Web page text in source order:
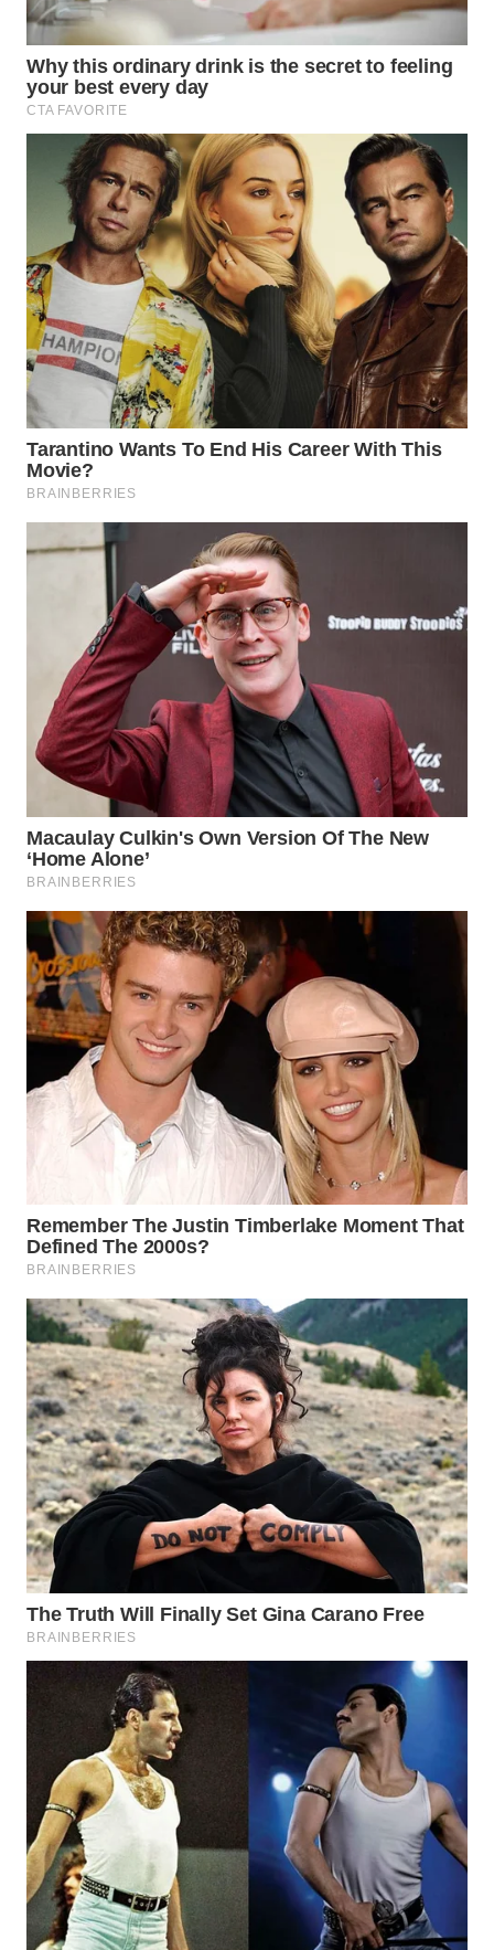
WN
BOGOR
WN
DEPOK
WN
TAPANULI
UTARA
WN
SAMOSIR
WN
PADANG
WN
SUMEDANG
WN
WN
KEPULAUAN
SERIBU
WN
TANGERANG
WN
BINJAI
CIREBON
WN
INDRAMAYU
WN
KUNINGAN
WN
MAJALENGKA
WN
SUBANG
WN
SUKABUMI
WN
PURWAKARTA
WN
PRIANGAN
TIMUR
SEMARANG
WN
BOROBUDUR
WN
MADURA
WN
SURABAYA